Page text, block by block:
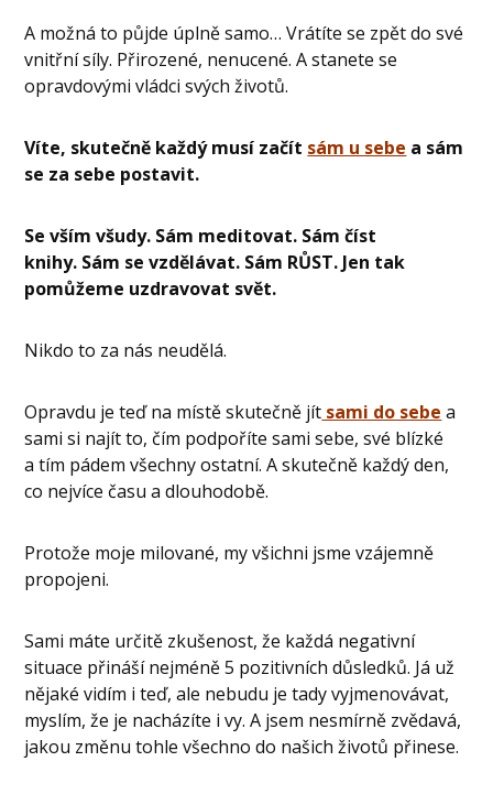
A možná to půjde úplně samo… Vrátíte se zpět do své
vnitřní síly. Přirozené, nenucené. A stanete se
opravdovými vládci svých životů.
Víte, skutečně každý musí začít sám u sebe a sám
se za sebe postavit.
Se vším všudy. Sám meditovat. Sám číst
knihy. Sám se vzdělávat. Sám RŮST. Jen tak
pomůžeme uzdravovat svět.
Nikdo to za nás neudělá.
Opravdu je teď na místě skutečně jít sami do sebe a
sami si najít to, čím podpoříte sami sebe, své blízké
a tím pádem všechny ostatní. A skutečně každý den,
co nejvíce času a dlouhodobě.
Protože moje milované, my všichni jsme vzájemně
propojeni.
Sami máte určitě zkušenost, že každá negativní
situace přináší nejméně 5 pozitivních důsledků. Já už
nějaké vidím i teď, ale nebudu je tady vyjmenovávat,
myslím, že je nacházíte i vy. A jsem nesmírně zvědavá,
jakou změnu tohle všechno do našich životů přinese.